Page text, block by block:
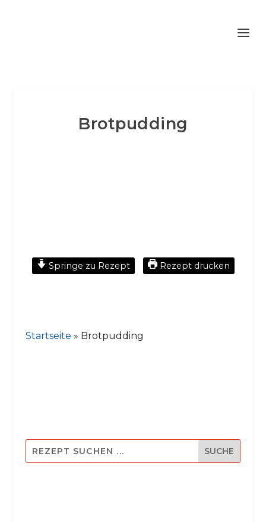
Brotpudding
Springe zu Rezept Rezept drucken
Startseite » Brotpudding